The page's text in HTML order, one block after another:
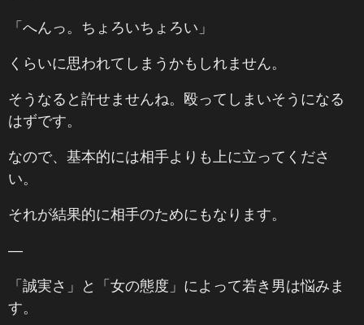
「へんっ。ちょろいちょろい」
くらいに思われてしまうかもしれません。
そうなると許せませんね。殴ってしまいそうになる
はずです。
なので、基本的には相手よりも上に立ってくださ
い。
それが結果的に相手のためにもなります。
―
「誠実さ」と「女の態度」によって若き男は悩みま
す。